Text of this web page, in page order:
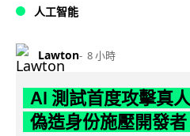
人工智能
Lawton 8 小時
AI 測試首度攻擊真
偽造身份施壓開發者